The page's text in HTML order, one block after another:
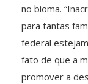
no bioma.
para tantas
federal
fato de que a
promover a